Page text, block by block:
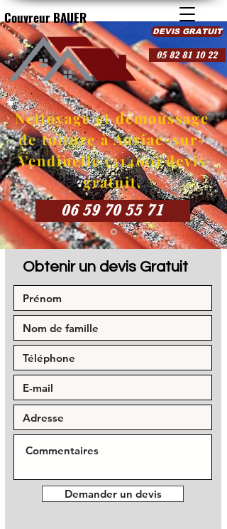
05 82 81 10 22
Couvreur BAUER
DEVIS GRATUIT
Nettoyage et démoussage
de toiture à Auriac-sur-
Vendinelle (31460) devis
gratuit.
06 59 70 55 71
Obtenir un devis Gratuit
Demander un devis